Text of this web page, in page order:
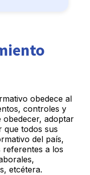
obedece al
controles y
obedecer, adoptar
que todos sus
del país,
referentes a los
etcétera.